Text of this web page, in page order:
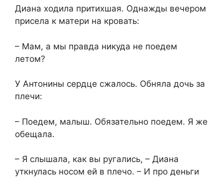
Диана ходила притихшая. Однажды вечером
присела к матери на кровать:
– Мам, а мы правда никуда не поедем
летом?
У Антонины сердце сжалось. Обняла дочь за
плечи:
– Поедем, малыш. Обязательно поедем. Я же
обещала.
– Я слышала, как вы ругались, – Диана
уткнулась носом ей в плечо. – И про деньги